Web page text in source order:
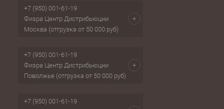
+7 (950) 001-61-19
Физра Центр Дистрибьюции
Москва (отгрузка от 50 000 руб)
+7 (950) 001-61-19
Физра Центр Дистрибьюции
Поволжье (отгрузка от 50 000 руб)
+7 (950) 001-61-19